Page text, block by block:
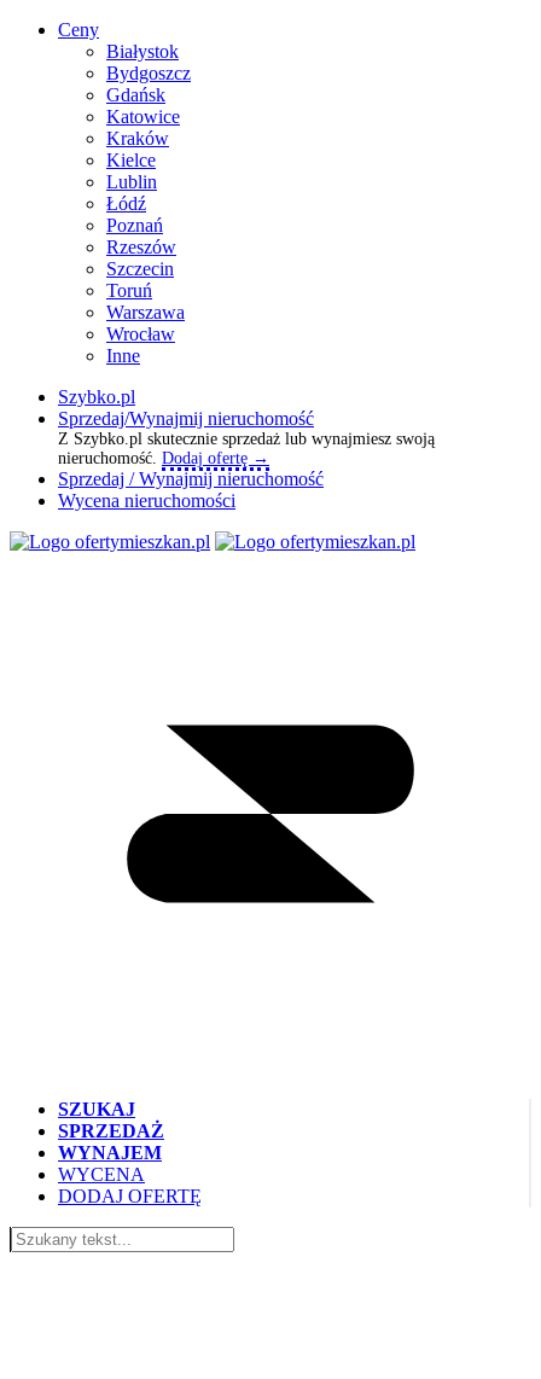
Ceny
Białystok
Bydgoszcz
Gdańsk
Katowice
Kraków
Kielce
Lublin
Łódź
Poznań
Rzeszów
Szczecin
Toruń
Warszawa
Wrocław
Inne
Szybko.pl
Sprzedaj/Wynajmij nieruchomość
Z Szybko.pl skutecznie sprzedaż lub wynajmiesz swoją
nieruchomość. Dodaj ofertę →
Sprzedaj / Wynajmij nieruchomość
Wycena nieruchomości
SZUKAJ
SPRZEDAŻ
WYNAJEM
WYCENA
DODAJ OFERTĘ